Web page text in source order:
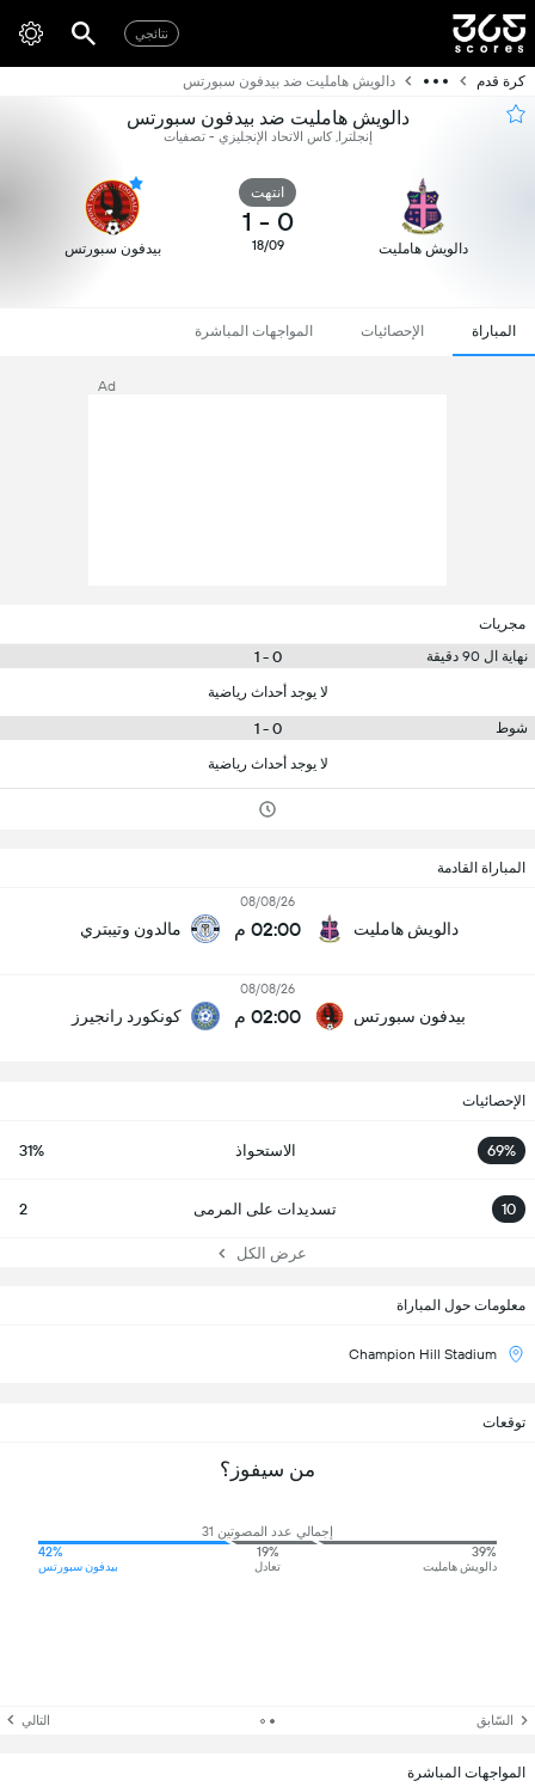
نتائجي
كرة قدم دالويش هامليت ضد بيدفون سبورتس
دالويش هامليت ضد بيدفون سبورتس
إنجلترا, كاس الاتحاد الإنجليزي - تصفيات
دالويش هامليت
انتهت
0
-
1
18/09 بيدفون سبورتس
المباراة الإحصائيات المواجهات المباشرة
Ad
مجريات
نهاية ال 90 دقيقة
0 - 1
لا يوجد أحداث رياضية
شوط 0 - 1
لا يوجد أحداث رياضية
المباراة القادمة
دالويش هامليت
08/08/26
02:00 م مالدون وتيبتري
بيدفون سبورتس
08/08/26
02:00 م كونكورد رانجيرز
الإحصائيات
69% الاستحواذ 31%
10 تسديدات على المرمى 2
عرض الكل
معلومات حول المباراة
Champion Hill Stadium
توقعات
من سيفوز؟
إجمالي عدد المصوتين 31
39%
دالويش هامليت
19%
تعادل
42%
بيدفون سبورتس
السّابق التالي
المواجهات المباشرة